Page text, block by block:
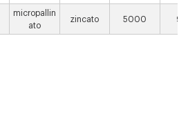
micropallin
ato
zincato 5000